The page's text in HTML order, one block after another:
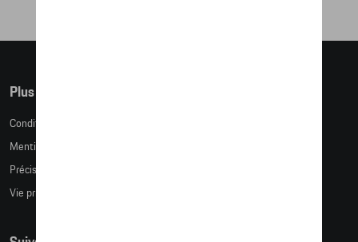
Plus d'informations
Conditions de vente
Mentions légales
Précision des tailles
Vie privée